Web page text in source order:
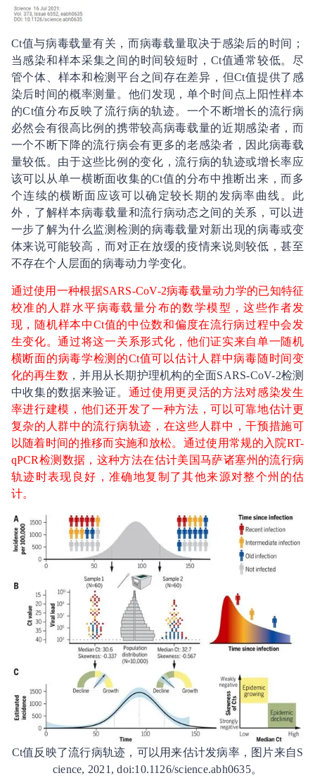
Ct值与病毒载量有关，而病毒载量取决于感染后的时间；
当感染和样本采集之间的时间较短时，Ct值通常较低。尽
管个体、样本和检测平台之间存在差异，但Ct值提供了感
染后时间的概率测量。他们发现，单个时间点上阳性样本
的Ct值分布反映了流行病的轨迹。一个不断增长的流行病
必然会有很高比例的携带较高病毒载量的近期感染者，而
一个不断下降的流行病会有更多的老感染者，因此病毒载
量较低。由于这些比例的变化，流行病的轨迹或增长率应
该可以从单一横断面收集的Ct值的分布中推断出来，而多
个连续的横断面应该可以确定较长期的发病率曲线。此
外，了解样本病毒载量和流行病动态之间的关系，可以进
一步了解为什么监测检测的病毒载量对新出现的病毒或变
体来说可能较高，而对正在放缓的疫情来说则较低，甚至
不存在个人层面的病毒动力学变化。
通过使用一种根据SARS-CoV-2病毒载量动力学的已知特征
校准的人群水平病毒载量分布的数学模型，这些作者发
现，随机样本中Ct值的中位数和偏度在流行病过程中会发
生变化。通过将这一关系形式化，他们证实来自单一随机
横断面的病毒学检测的Ct值可以估计人群中病毒随时间变
化的再生数 ，并用从长期护理机构的全面SARS-CoV-2检测
中收集的数据来验证。 通过使用更灵活的方法对感染发生
率进行建模，他们还开发了一种方法，可以可靠地估计更
复杂的人群中的流行病轨迹，在这些人群中，干预措施可
以随着时间的推移而实施和放松。通过使用常规的入院RT-
qPCR检测数据，这种方法在估计美国马萨诸塞州的流行病
轨迹时表现良好，准确地复制了其他来源对整个州的估
计。
Ct值反映了流行病轨迹，可以用来估计发病率，图片来自S
cience, 2021, doi:10.1126/science.abh0635。